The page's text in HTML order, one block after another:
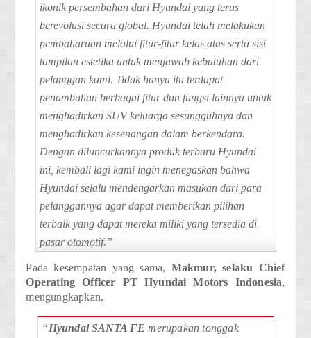
ikonik persembahan dari Hyundai yang terus
berevolusi secara global. Hyundai telah melakukan
pembaharuan melalui fitur-fitur kelas atas serta sisi
tampilan estetika untuk menjawab kebutuhan dari
pelanggan kami. Tidak hanya itu terdapat
penambahan berbagai fitur dan fungsi lainnya untuk
menghadirkan SUV keluarga sesungguhnya dan
menghadirkan kesenangan dalam berkendara.
Dengan diluncurkannya produk terbaru Hyundai
ini, kembali lagi kami ingin menegaskan bahwa
Hyundai selalu mendengarkan masukan dari para
pelanggannya agar dapat memberikan pilihan
terbaik yang dapat mereka miliki yang tersedia di
pasar otomotif.”
Pada kesempatan yang sama, Makmur, selaku Chief
Operating Officer PT Hyundai Motors Indonesia,
mengungkapkan,
“HyundaiSANTA FE merupakan tonggak